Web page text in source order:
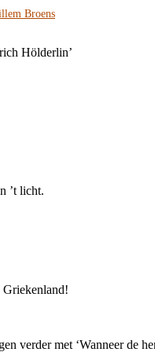
Broens
Hölderlin’
’t licht.
verder met ‘Wanneer de